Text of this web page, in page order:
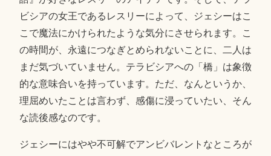
ビシアの女王であるレスリーによって、ジェシーはこ
こで魔法にかけられたような気分にさせられます。こ
の時間が、永遠につなぎとめられないことに、二人は
まだ気づいていません。テラビシアへの「橋」は象徴
的な意味合いを持っています。ただ、なんというか、
理屈めいたことは言わず、感傷に浸っていたい、そん
な読後感なのです。
ジェシーにはやや不可解でアンビバレントなところが